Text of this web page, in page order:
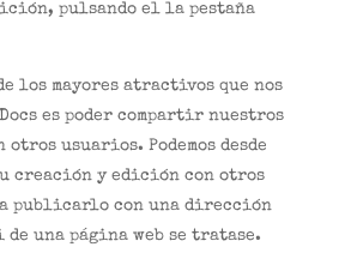
pulsando el la pestaña
los mayores atractivos que nos
es poder compartir nuestros
otros usuarios. Podemos desde
creación y edición con otros
publicarlo con una dirección
de una página web se tratase.